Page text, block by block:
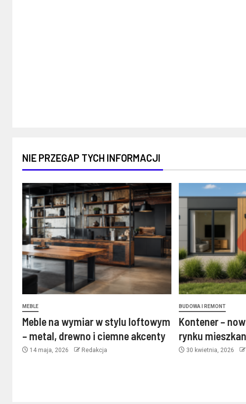
NIE PRZEGAP TYCH INFORMACJI
MEBLE
Meble na wymiar w stylu loftowym
– metal, drewno i ciemne akcenty
14 maja, 2026 Redakcja
BUDOWA I REMONT
Kontener –
rynku
30 kwietnia, 2026